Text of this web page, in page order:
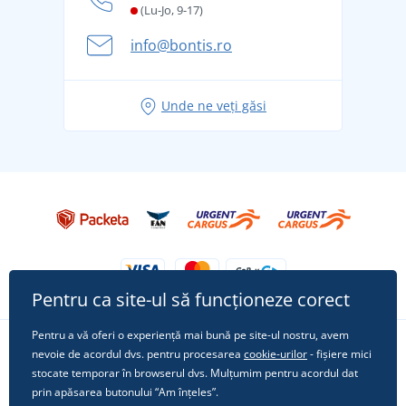
și în siguranță
Aventura de vară începe cu bagajul - pregătiți-vă
pentru vacanță fără griji
Tricoul preferat City în rol principal: ținute pentru
(Lu-Jo, 9-17)
info@bontis.ro
Unde ne veți găsi
Urmărește-ne pe rețelele sociale
Pentru ca site-ul să funcționeze corect
Pentru a vă oferi o experiență mai bună pe site-ul nostru, avem
nevoie de acordul dvs. pentru procesarea cookie-urilor- fișiere mici
stocate temporar în browserul dvs. Mulțumim pentru acordul dat
prin apăsarea butonului “Am înțeles”.